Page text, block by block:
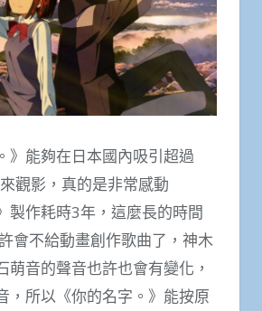
》能夠在日本國內吸引超過
觀影，真的是非常感動
製作耗時3年，這麼長的時間
會不給動畫創作歌曲了，神木
萌音的聲音也許也會有變化，
，所以《你的名字。》能按原